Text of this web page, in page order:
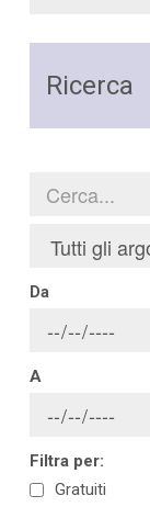
Ricerca
Da
A
Filtra per:
Gratuiti